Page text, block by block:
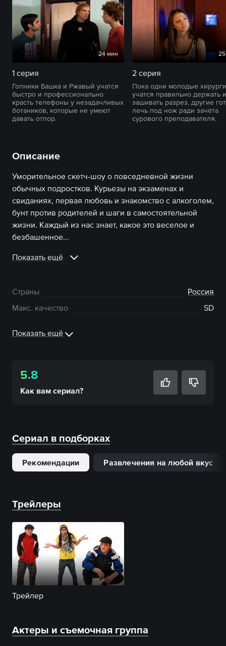
24 мин
1 серия
Гопники Башка и Ржавый учатся
быстро и профессионально
красть телефоны у незадачливых
ботаников, которые не умеют
давать отпор.
2 серия
Пока одни молодые хирурги
учатся правильно держать
зашивать разрез, другие
лечь под нож ради зачёта
сурового преподавателя.
Описание
Уморительное скетч-шоу о повседневной жизни
обычных подростков. Курьезы на экзаменах и
свиданиях, первая любовь и знакомство с алкоголем,
бунт против родителей и шаги в самостоятельной
жизни. Каждый из нас знает, какое это веселое и
безбашенное...
Показать ещё
Страны
Россия
Макс. качество
SD
Показать ещё
5.8
Как вам сериал?
Сериал в подборках
Рекомендации Развлечения на любой вкус
Трейлеры
Трейлер
Актеры и съемочная группа